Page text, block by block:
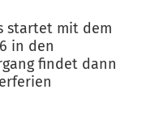
startet mit dem
in den
findet dann